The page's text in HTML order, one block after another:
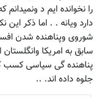
را نخوانده ایم د ونمیدانم
دارد ویانه . . اما ذکر این
شوروی وپناهنده شدن
سابق به امریکا
پناهنده گی سیاسی کسب
جلوه داده اند. ..